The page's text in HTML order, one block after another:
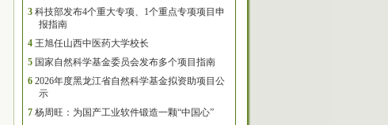
3 科技部发布4个重大专项、1个重点专项项目申
报指南
4 王旭任山西中医药大学校长
5 国家自然科学基金委员会发布多个项目指南
6 2026年度黑龙江省自然科学基金拟资助项目公
示
7 杨周旺：为国产工业软件锻造一颗“中国心”